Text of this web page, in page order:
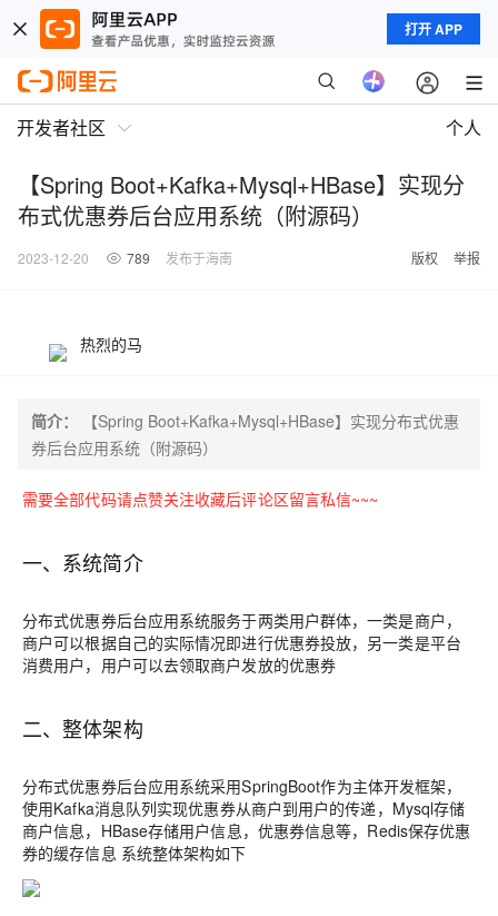
打开 APP
开发者社区 个人
【Spring Boot+Kafka+Mysql+HBase】实现分
布式优惠券后台应用系统（附源码）
2023-12-20 789 发布于海南 版权 举报
热烈的马
简介：
【Spring Boot+Kafka+Mysql+HBase】实现分布式优惠
券后台应用系统（附源码）
需要全部代码请点赞关注收藏后评论区留言私信~~~
一、系统简介
分布式优惠券后台应用系统服务于两类用户群体，一类是商户，
商户可以根据自己的实际情况即进行优惠券投放，另一类是平台
消费用户，用户可以去领取商户发放的优惠券
二、整体架构
分布式优惠券后台应用系统采用SpringBoot作为主体开发框架，
使用Kafka消息队列实现优惠券从商户到用户的传递，Mysql存储
商户信息，HBase存储用户信息，优惠券信息等，Redis保存优惠
券的缓存信息 系统整体架构如下